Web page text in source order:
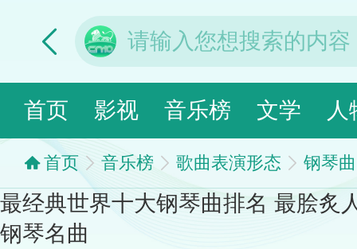
首页 影视 音乐榜 文学 人
首页 音乐榜 歌曲表演形态 钢琴曲
最经典世界十大钢琴曲排名 最脍炙
钢琴名曲